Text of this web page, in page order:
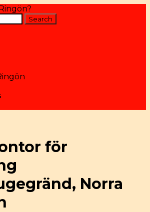
för
Norra